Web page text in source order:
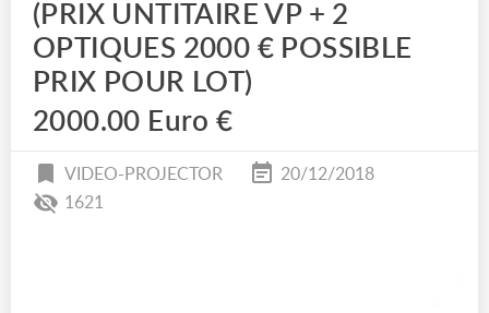
(PRIX UNTITAIRE VP + 2
OPTIQUES 2000 € POSSIBLE
PRIX POUR LOT)
2000.00 Euro €
VIDEO-PROJECTOR
20/12/2018
1621